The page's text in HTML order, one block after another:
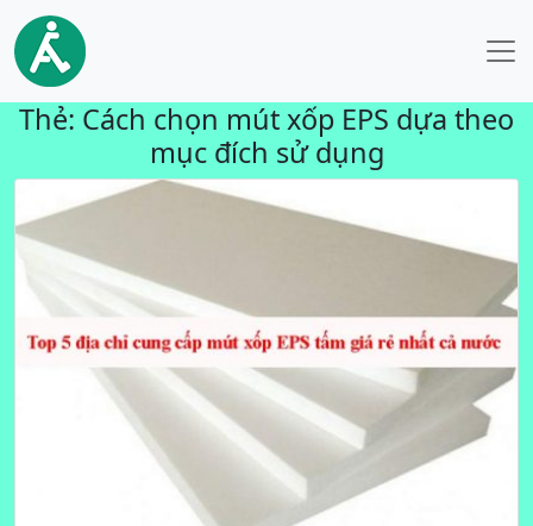
Thẻ: Cách chọn mút xốp EPS dựa theo
mục đích sử dụng